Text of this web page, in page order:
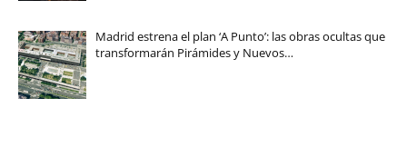
Madrid estrena el plan ‘A Punto’: las obras ocultas que
transformarán Pirámides y Nuevos…